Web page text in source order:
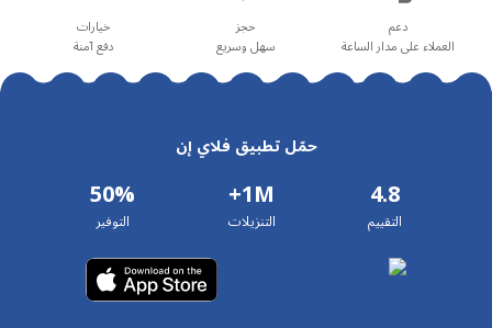
دعم
العملاء على مدار الساعة
حجز
سهل وسريع
خيارات
دفع آمنة
حمّل تطبيق فلاي إن
4.8
التقييم
1M+
التنزيلات
50%
التوفير